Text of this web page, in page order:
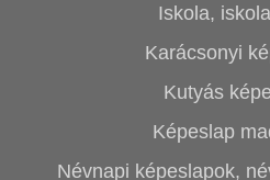
Iskola,
Karácsonyi
Kutyás
Képeslap
Névnapi képeslapok,